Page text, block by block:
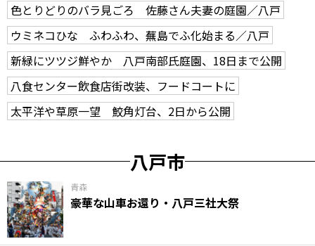
色とりどりのバラ見ごろ 佐藤さん夫妻の庭園／八戸
ウミネコひな ふわふわ、蕪島でふ化始まる／八戸
新緑にツツジ鮮やか 八戸南部氏庭園、18日まで公開
八食センター飲食店街改装、フードコートに
太平洋や草原一望 鮫角灯台、2日から公開
八戸市
青森
豪華な山車お還り・八戸三社大祭